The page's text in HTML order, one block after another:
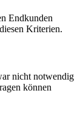
Endkunden
Kriterien.
nicht notwendig
können